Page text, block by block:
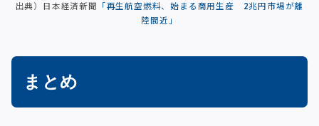
出典）日本経済新聞 「再生航空燃料、始まる商用生産 2兆円市場が離
陸間近」
まとめ